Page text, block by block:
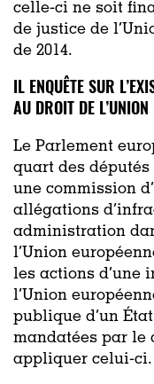
celle-ci ne soit
de justice de
de 2014.
IL ENQUÊTE SUR
AU DROIT DE L’UNION
Le Parlement
quart des
une commission
allégations
administration
l’Union
les actions d’une
l’Union
publique d’un
mandatées par le
appliquer celui-ci.